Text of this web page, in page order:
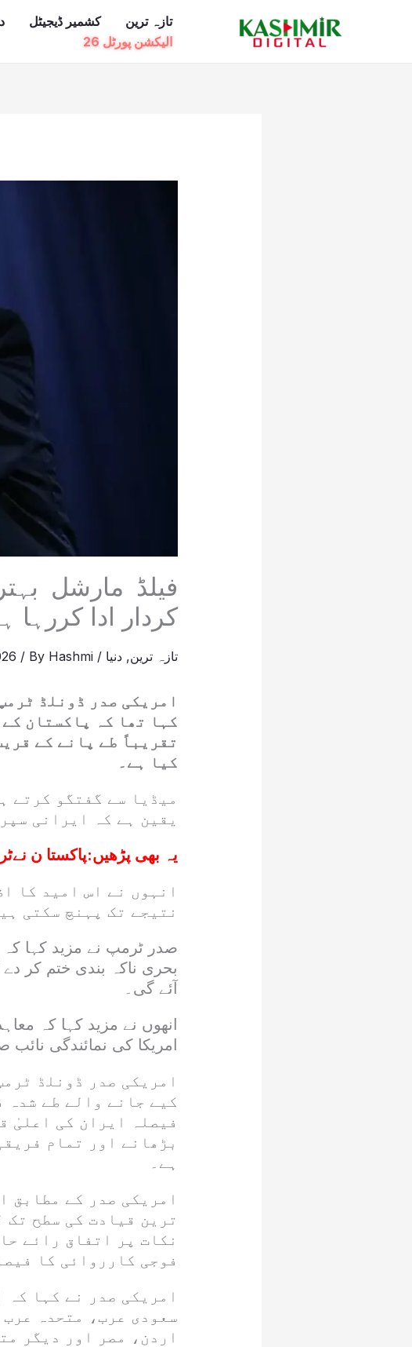
تازہ ترین کشمیر ڈیجیٹل
الیکشن پورٹل 26
فیلڈ مارشل
کردار ادا کررہا
تازہ ترین, دنیا /
/ By Hashmi
امریکی صدر ڈونلڈ
کہا تھا کہ پاکستان
تقریباً طے پانے کے
کیا ہے۔
میڈیا سے گفتگو کرتے
یقین ہے کہ ایرانی
یہ بھی پڑھیں:پاکستا ن
انہوں نے اس امید کا
نتیجے تک پہنچ سکتی
صدر ٹرمپ نے مزید کہا کہ
بحری ناکہ بندی ختم کر
آئے گی۔
انھوں نے مزید کہا کہ
امریکا کی نمائندگی
امریکی صدر ڈونلڈ
کیے جانے والے طے شدہ
فیصلہ ایران کی اعلیٰ
بڑھانے اور تمام
ہے۔
امریکی صدر کے مطابق
ترین قیادت کی سطح تک
نکات پر اتفاق رائے
فوجی کارروائی کا
امریکی صدر نے کہا
سعودی عرب، متحدہ
اردن، مصر اور دیگر